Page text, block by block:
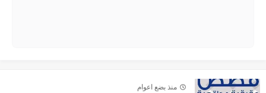
منذ بضع اعوام